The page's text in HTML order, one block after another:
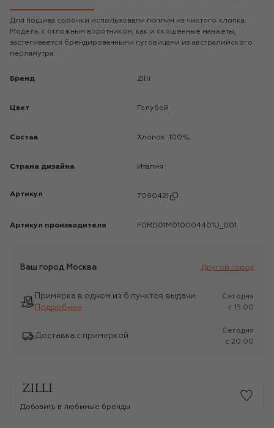
Для пошива сорочки использовали поплин из чистого хлопка.
Модель с отложным воротником, как и скошенные манжеты,
застегивается брендированными пуговицами из австралийского
перламутра.
Бренд Zilli
Цвет Голубой
Состав Хлопок: 100%;
Страна дизайна Италия
Артикул 7090421
Артикул производителя F0RD01M010004401U_001
Ваш город Москва Другой город
Примерка в одном из 6 пунктов выдачи
Подробнее
Сегодня
c 15:00
Доставка с примеркой
Сегодня
c 20:00
Добавить в любимые бренды